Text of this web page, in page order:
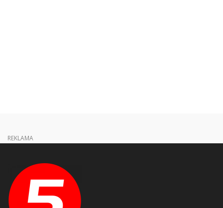
REKLAMA